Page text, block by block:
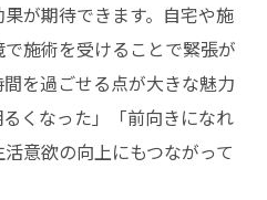
が期待できます。自宅や施
施術を受けることで緊張が
を過ごせる点が大きな魅力
くなった」「前向きになれ
意欲の向上にもつながって